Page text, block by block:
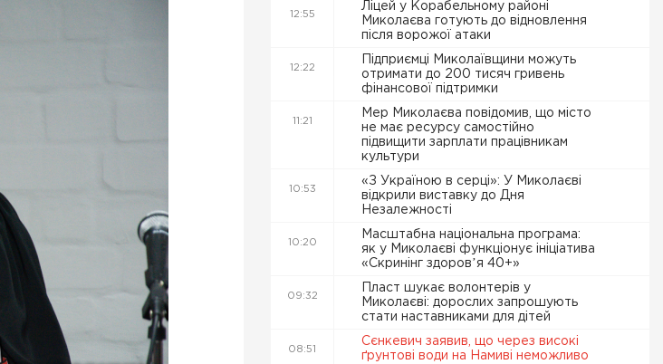
12:55
Ліцей у Корабельному районі
Миколаєва готують до відновлення
після ворожої атаки
12:22
Підприємці Миколаївщини можуть
отримати до 200 тисяч гривень
фінансової підтримки
11:21
Мер Миколаєва повідомив, що місто
не має ресурсу самостійно
підвищити зарплати працівникам
культури
10:53
«З Україною в серці»: У Миколаєві
відкрили виставку до Дня
Незалежності
10:20
Масштабна національна програма:
як у Миколаєві функціонує ініціатива
«Скринінг здоровʼя 40+»
09:32
Пласт шукає волонтерів у
Миколаєві: дорослих запрошують
стати наставниками для дітей
08:51
Сєнкевич заявив, що через високі
ґрунтові води на Намиві неможливо